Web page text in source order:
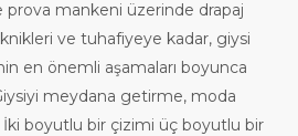
prova mankeni üzerinde drapaj
ve tuhafiyeye kadar, giysi
en önemli aşamaları boyunca
meydana getirme, moda
İki boyutlu bir çizimi üç boyutlu bir